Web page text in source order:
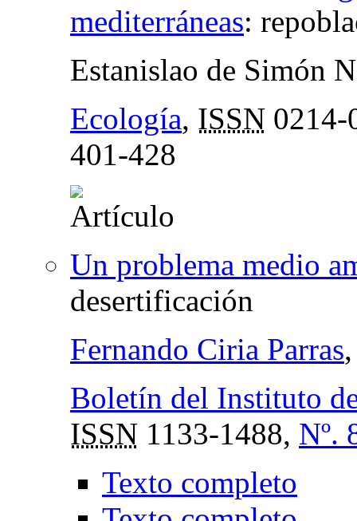
mediterráneas:
Estanislao de Simón
Ecología, ISSN
401-428
Un problema medio
desertificación
Fernando Ciria Parras
Boletín del Instituto
ISSN 1133-1488, Nº.
Texto completo